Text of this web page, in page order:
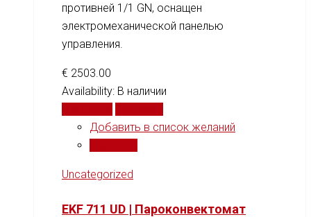
противней 1/1 GN, оснащен
электромеханической панелью
управления.
€ 2503.00
Availability: В наличии
Добавить в список желаний
Uncategorized
EKF 711 UD | Пароконвектомат